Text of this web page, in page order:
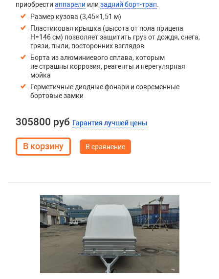
приобрести аппарели или задний борт-трап
Размер кузова (3,45×1,51 м)
Пластиковая крышка (высота от пола прицепа
H=146 см) позволяет защитить груз от дождя, снега,
грязи, пыли, посторонних взглядов
Борта из алюминиевого сплава, которым
не страшны коррозия, реагенты и нерегулярная
мойка
Герметичные диодные фонари и современные
бортовые замки
305800 руб Гарантия лучшей цены
В сравнение